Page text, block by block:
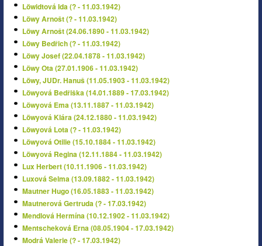
Löwidtová Ida (? - 11.03.1942)
Löwy Arnošt (? - 11.03.1942)
Löwy Arnošt (24.06.1890 - 11.03.1942)
Löwy Bedřich (? - 11.03.1942)
Löwy Josef (22.04.1878 - 11.03.1942)
Löwy Ota (27.01.1906 - 11.03.1942)
Löwy, JUDr. Hanuš (11.05.1903 - 11.03.1942)
Löwyová Bedřiška (14.01.1889 - 17.03.1942)
Löwyová Ema (13.11.1887 - 11.03.1942)
Löwyová Klára (24.12.1880 - 11.03.1942)
Löwyová Lota (? - 11.03.1942)
Löwyová Otilie (15.10.1884 - 11.03.1942)
Löwyová Regina (12.11.1884 - 11.03.1942)
Lux Herbert (10.11.1906 - 11.03.1942)
Luxová Selma (13.09.1882 - 11.03.1942)
Mautner Hugo (16.05.1883 - 11.03.1942)
Mautnerová Gertruda (? - 17.03.1942)
Mendlová Hermína (10.12.1902 - 11.03.1942)
Mentscheková Erna (08.05.1904 - 17.03.1942)
Modrá Valerie (? - 17.03.1942)